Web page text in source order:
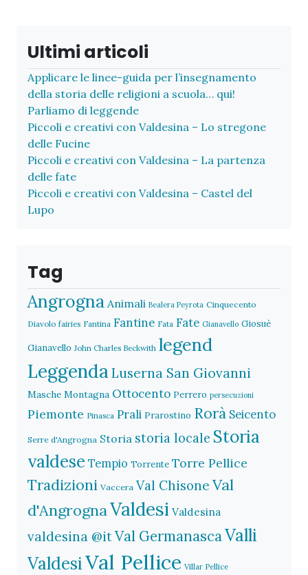
Ultimi articoli
Applicare le linee-guida per l’insegnamento
della storia delle religioni a scuola… qui!
Parliamo di leggende
Piccoli e creativi con Valdesina – Lo stregone
delle Fucine
Piccoli e creativi con Valdesina – La partenza
delle fate
Piccoli e creativi con Valdesina – Castel del
Lupo
Tag
Angrogna Animali Bealera Peyrota Cinquecento
Diavolo fairies Fantina Fantine Fata Fate Gianavello Giosuè
Gianavello John Charles Beckwith legend
Leggenda Luserna San Giovanni
Masche Montagna Ottocento Perrero persecuzioni
Piemonte Pinasca Prali Prarostino Rorà Seicento
Serre d'Angrogna Storia storia locale Storia
valdese Tempio Torrente Torre Pellice
Tradizioni Vaccera Val Chisone Val
d'AngrognaValdesi Valdesina
valdesina @itVal GermanascaValli
ValdesiVal Pellice Villar Pellice